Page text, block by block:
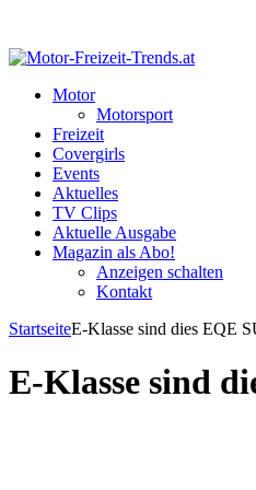
Motor
Motorsport
Freizeit
Covergirls
Events
Aktuelles
TV Clips
Aktuelle Ausgabe
Magazin als Abo!
Anzeigen schalten
Kontakt
StartseiteE-Klasse sind dies EQE
E-Klasse sind